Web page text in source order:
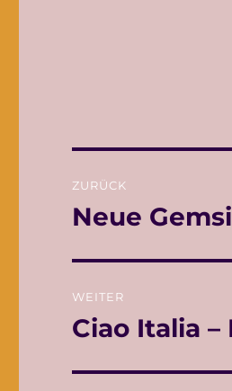
ZURÜCK
Vorheriger
Neue
WEITER
Nächster
Ciao Italia